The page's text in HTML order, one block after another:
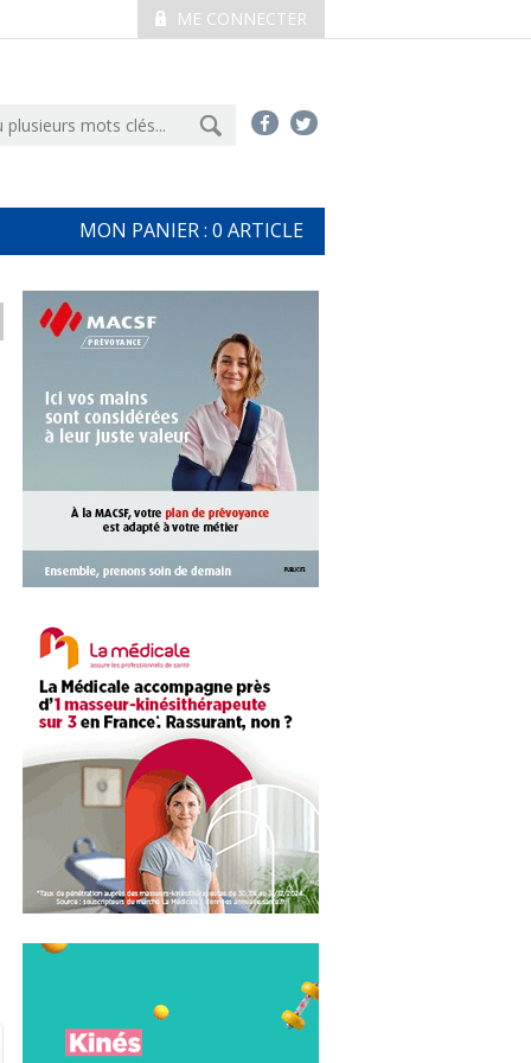
ME CONNECTER
MON PANIER : 0 ARTICLE